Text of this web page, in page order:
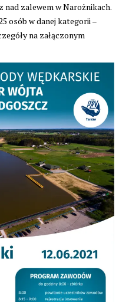
nad zalewem w Narożnikach.
osób w danej kategorii –
na załączonym